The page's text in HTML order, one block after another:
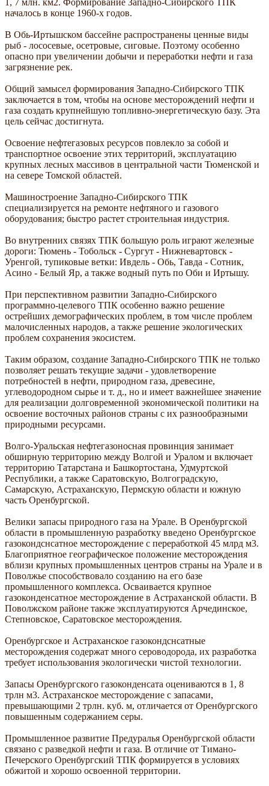
началось в конце 1960-х годов.
В Обь-Иртышском бассейне распространены ценные виды
рыб - лососевые, осетровые, сиговые. Поэтому особенно
опасно при увеличении добычи и переработки нефти и газа
загрязнение рек.
Общий замысел формирования Западно-Сибирского ТПК
заключается в том, чтобы на основе месторождений нефти и
газа создать крупнейшую топливно-энергетическую базу. Эта
цель сейчас достигнута.
Освоение нефтегазовых ресурсов повлекло за собой и
транспортное освоение этих территорий, эксплуатацию
крупных лесных массивов в центральной части Тюменской и
на севере Томской областей.
Машиностроение Западно-Сибирского ТПК
специализируется на ремонте нефтяного и газового
оборудования; быстро растет строительная индустрия.
Во внутренних связях ТПК большую роль играют железные
дороги: Тюмень - Тобольск - Сургут - Нижневартовск -
Уренгой, тупиковые ветки: Ивдель - Обь, Тавда - Сотник,
Асино - Белый Яр, а также водный путь по Оби и Иртышу.
При перспективном развитии Западно-Сибирского
программно-целевого ТПК особенно важно решение
острейших демографических проблем, в том числе проблем
малочисленных народов, а также решение экологических
проблем сохранения экосистем.
Таким образом, создание Западно-Сибирского ТПК не только
позволяет решать текущие задачи - удовлетворение
потребностей в нефти, природном газа, древесине,
углеводородном сырье и т. д., но и имеет важнейшее значение
для реализации долговременной экономической политики на
освоение восточных районов страны с их разнообразными
природными ресурсами.
Волго-Уральская нефтегазоносная провинция занимает
обширную территорию между Волгой и Уралом и включает
территорию Татарстана и Башкортостана, Удмуртской
Республики, а также Саратовскую, Волгоградскую,
Самарскую, Астраханскую, Пермскую области и южную
часть Оренбургской.
Велики запасы природного газа на Урале. В Оренбургской
области в промышленную разработку введено Оренбургское
газокондснсатное месторождение с переработкой 45 млрд м3.
Благоприятное географическое положение месторождения
вблизи крупных промышленных центров страны на Урале и в
Поволжье способствовало созданию на его базе
промышленного комплекса. Осваивается крупное
газоконденсатное месторождение в Астраханской области. В
Поволжском районе также эксплуатируются Арчединское,
Степновское, Саратовское месторождения.
Оренбургское и Астраханское газокондснсатные
месторождения содержат много сероводорода, их разработка
требует использования экологически чистой технологии.
Запасы Оренбургского газоконденсата оцениваются в 1, 8
трлн м3. Астраханское месторождение с запасами,
превышающими 2 трлн. куб. м, отличается от Оренбургского
повышенным содержанием серы.
Промышленное развитие Предуралья Оренбургской области
связано с разведкой нефти и газа. В отличие от Тимано-
Печерского Оренбургский ТПК формируется в условиях
обжитой и хорошо освоенной территории.